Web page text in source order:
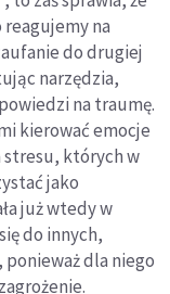
na
do drugiej
narzędzia,
na traumę.
kierować emocje
stresu, których w
jako
już wtedy w
do innych,
dla niego